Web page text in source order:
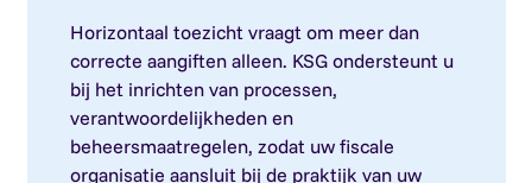
Horizontaal toezicht vraagt om meer dan
correcte aangiften alleen. KSG ondersteunt u
bij het inrichten van processen,
verantwoordelijkheden en
beheersmaatregelen, zodat uw fiscale
organisatie aansluit bij de praktijk van uw